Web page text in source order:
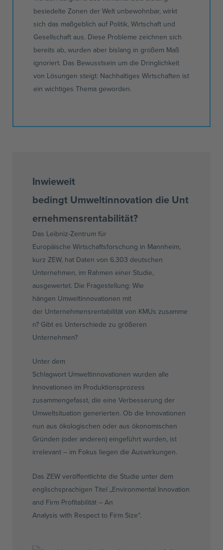
besiedelte Zonen der Welt unbewohnbar, wirkt
sich das maßgeblich auf Politik, Wirtschaft und
Gesellschaft aus. Diese Probleme zeichnen sich
bereits ab, wurden aber bislang in großem Maß
ignoriert. Das Bewusstsein um die Dringlichkeit
von Lösungen steigt: Nachhaltiges Wirtschaften ist
ein wichtiges Thema geworden.
Inwieweit
bedingt Umweltinnovation die Unt
ernehmensrentabilität?
Das Leibniz-Zentrum für
EuropäischeWirtschaftsforschung in Mannheim,
kurzZEW, hat Daten von 6.303 deutschen
Unternehmen, im Rahmen einer Studie,
ausgewertet. Die Fragestellung: Wie
hängen Umweltinnovationen mit
der Unternehmensrentabilität von KMUs zusamme
n? Gibt es Unterschiede zu größeren
Unternehmen?
Unter dem
Schlagwort Umweltinnovationen wurden alle
Innovationen im Produktionsprozess
zusammengefasst, die eine Verbesserung der
Umweltsituation generierten. Ob die Innovationen
nun aus ökologischen oder aus ökonomischen
Gründen (oder anderen) eingeführt wurden, ist
irrelevant – im Fokus liegen die Auswirkungen.
DasZEW veröffentlichte die Studie unter dem
englischsprachigen Titel „Environmental Innovation
and Firm Profitabilität – An
Analysiswith Respect to Firm Size“.